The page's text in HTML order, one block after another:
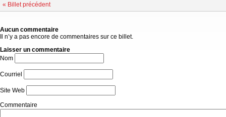
« Billet précédent
Aucun commentaire
Il n’y a pas encore de commentaires sur ce billet.
Laisser un commentaire
Nom
Courriel
Site Web
Commentaire